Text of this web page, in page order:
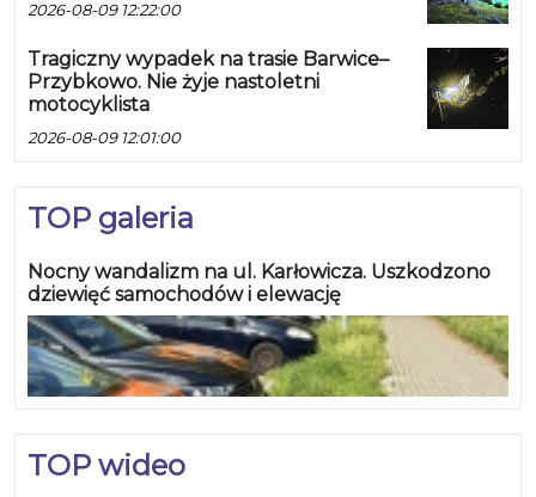
2026-08-09 12:22:00
Tragiczny wypadek na trasie Barwice–
Przybkowo. Nie żyje nastoletni
motocyklista
2026-08-09 12:01:00
TOP galeria
Nocny wandalizm na ul. Karłowicza. Uszkodzono
dziewięć samochodów i elewację
TOP wideo